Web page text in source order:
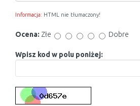
Informacja: HTML nie tłumaczony!
Ocena: Złe Dobre
Wpisz kod w polu poniżej: